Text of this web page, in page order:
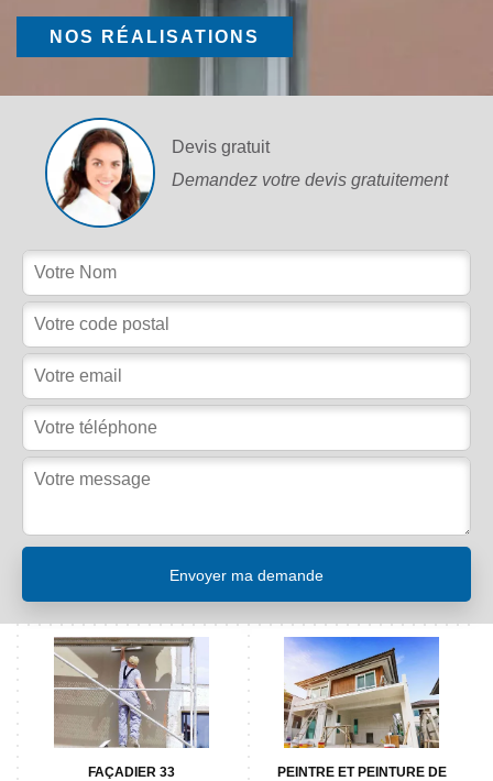
NOS RÉALISATIONS
Devis gratuit
Demandez votre devis gratuitement
FAÇADIER 33 PEINTRE ET PEINTURE DE